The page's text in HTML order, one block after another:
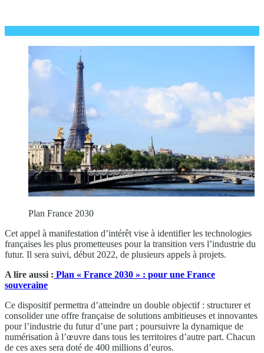
Plan France 2030
Cet appel à manifestation d’intérêt vise à identifier les technologies
françaises les plus prometteuses pour la transition vers l’industrie du
futur. Il sera suivi, début 2022, de plusieurs appels à projets.
A lire aussi : Plan « France 2030 » : pour une France
souveraine
Ce dispositif permettra d’atteindre un double objectif : structurer et
consolider une offre française de solutions ambitieuses et innovantes
pour l’industrie du futur d’une part ; poursuivre la dynamique de
numérisation à l’œuvre dans tous les territoires d’autre part. Chacun
de ces axes sera doté de 400 millions d’euros.